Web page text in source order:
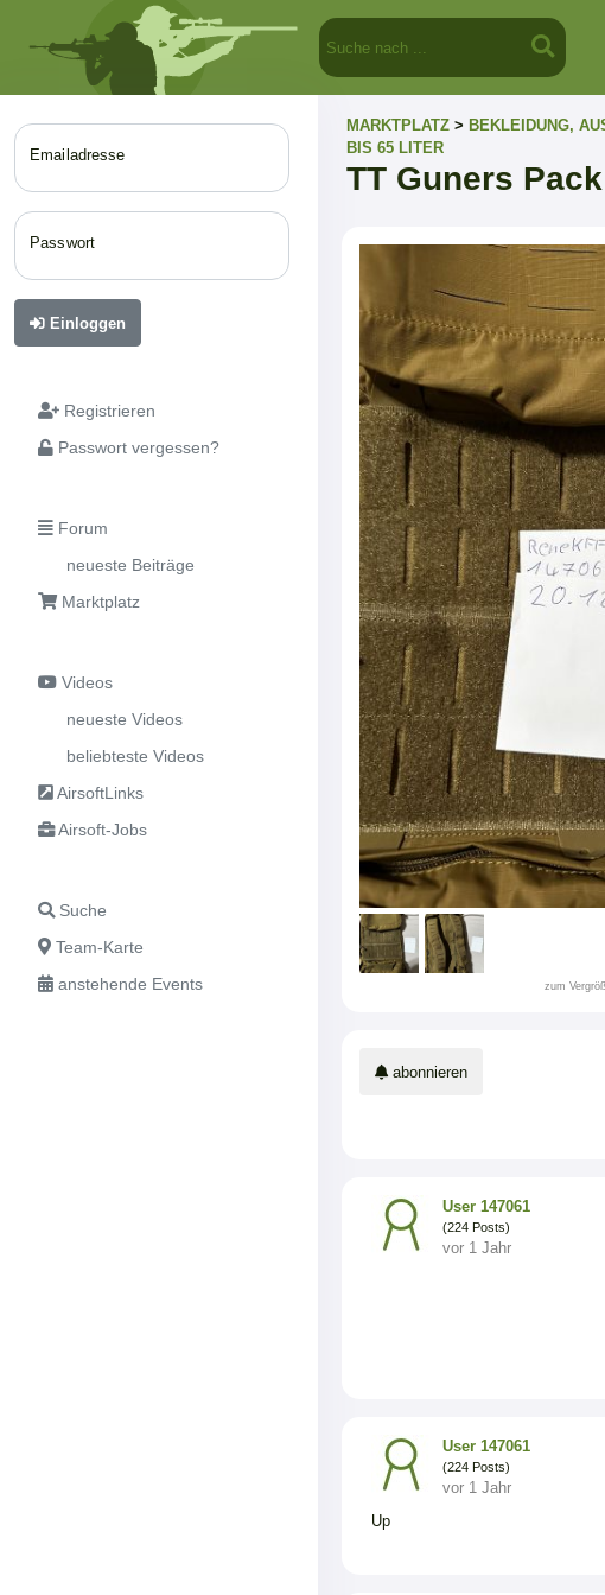
Emailadresse
Passwort
Einloggen
Registrieren
Passwort vergessen?
Forum
neueste Beiträge
Marktplatz
Videos
neueste Videos
beliebteste Videos
AirsoftLinks
Airsoft-Jobs
Suche
Team-Karte
anstehende Events
MARKTPLATZ > BEKLEIDUNG,
BIS 65 LITER
TT Guners Pack
zum
abonnieren
User 147061
(224 Posts)
vor 1 Jahr
User 147061
(224 Posts)
vor 1 Jahr
Up